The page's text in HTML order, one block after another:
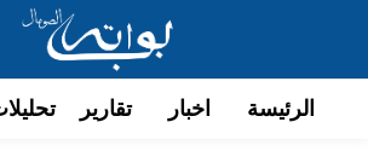
الرئيسة اخبار تقارير